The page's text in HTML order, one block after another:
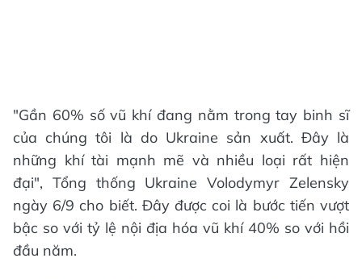
"Gần 60% số vũ khí đang nằm trong tay binh sĩ
của chúng tôi là do Ukraine sản xuất. Đây là
những khí tài mạnh mẽ và nhiều loại rất hiện
đại", Tổng thống Ukraine Volodymyr Zelensky
ngày 6/9 cho biết. Đây được coi là bước tiến vượt
bậc so với tỷ lệ nội địa hóa vũ khí 40% so với hồi
đầu năm.